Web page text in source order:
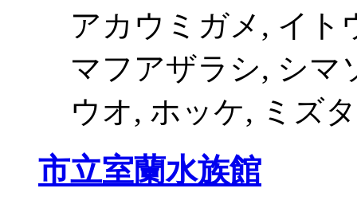
アカウミガメ, イト
マフアザラシ, シマ
ウオ, ホッケ, ミズ
市立室蘭水族館